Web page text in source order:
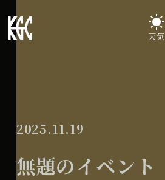
天気
2025.11.19
無題のイベント